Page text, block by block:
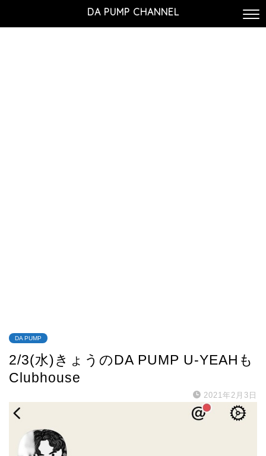
DA PUMP CHANNEL
DA PUMP
2/3(水)きょうのDA PUMP U-YEAHも
Clubhouse
2021年2月3日